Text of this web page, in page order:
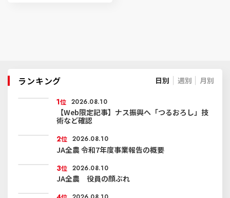
ランキング 日別 週別 月別
1位 2026.08.10
【Web限定記事】ナス振興へ「つるおろし」技
術など確認
2位 2026.08.10
JA全農 令和7年度事業報告の概要
3位 2026.08.10
JA全農 役員の顔ぶれ